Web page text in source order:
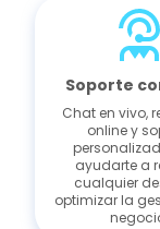
Soporte
Chat en vivo,
online y
ayudarte a
cualquier
optimizar la